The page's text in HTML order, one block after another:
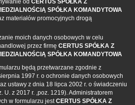
SPÓŁKA KOMANDYTOWA
materiałów promocyjnych drogą
moich danych osobowych w celu
przez firmę CERTUS SPÓŁKA Z
SPÓŁKA KOMANDYTOWA
będą przetwarzane zgodnie z
1997 r. o ochronie danych osobowych
ustawy z dnia 18 lipca 2002 r. o świadczeniu
U. z 2017 r. ,poz. 1219). Administratorem
w formularzu jest CERTUS SPÓŁKA Z